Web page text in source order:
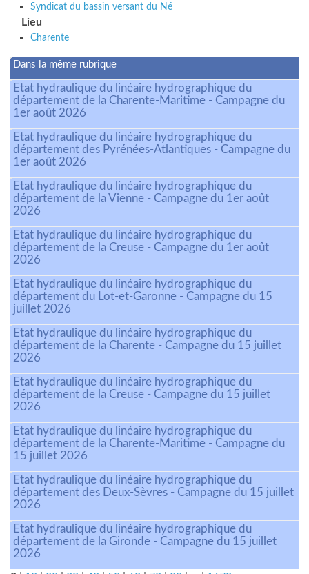
Syndicat du bassin versant du Né
Lieu
Charente
Dans la même rubrique
Etat hydraulique du linéaire hydrographique du
département de la Charente-Maritime - Campagne du
1er août 2026
Etat hydraulique du linéaire hydrographique du
département des Pyrénées-Atlantiques - Campagne du
1er août 2026
Etat hydraulique du linéaire hydrographique du
département de la Vienne - Campagne du 1er août
2026
Etat hydraulique du linéaire hydrographique du
département de la Creuse - Campagne du 1er août
2026
Etat hydraulique du linéaire hydrographique du
département du Lot-et-Garonne - Campagne du 15
juillet 2026
Etat hydraulique du linéaire hydrographique du
département de la Charente - Campagne du 15 juillet
2026
Etat hydraulique du linéaire hydrographique du
département de la Creuse - Campagne du 15 juillet
2026
Etat hydraulique du linéaire hydrographique du
département de la Charente-Maritime - Campagne du
15 juillet 2026
Etat hydraulique du linéaire hydrographique du
département des Deux-Sèvres - Campagne du 15 juillet
2026
Etat hydraulique du linéaire hydrographique du
département de la Gironde - Campagne du 15 juillet
2026